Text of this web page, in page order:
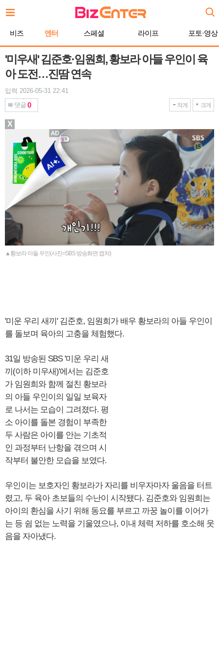
문
비즈 엔터 스페셜 라이프 포토·영상
'미우새' 김준호·임원희, 황보라 아들 우인이 육
아 도전…진땀 연속
입력 2026-05-31 22:41
댓글 0 작게 크게
▲황보라 아들 우인(사진=SBS 방송화면 캡처)
'미운 우리 새끼' 김준호, 임원희가 배우 황보라의 아들 우인이
를 돌보며 육아의 고충을 체험했다.
31일 방송된 SBS '미운 우리 새
끼(이하 미우새)'에서는 김준호
가 임원희와 함께 절친 황보라
의 아들 우인이의 일일 보육자
로 나서는 모습이 그려졌다. 평
소 아이를 돌본 경험이 부족한
두 사람은 아이를 안는 기초적
인 과정부터 난항을 겪으며 시
작부터 불안한 모습을 보였다.
우인이는 보호자인 황보라가 자리를 비우자마자 울음을 터트
렸고, 두 육아 초보들의 수난이 시작됐다. 김준호와 임원희는
아이의 환심을 사기 위해 동요를 부르고 까꿍 놀이를 이어가
는 등 쉼 없는 노력을 기울였으나, 이내 체력 저하를 호소해 웃
음을 자아냈다.
X